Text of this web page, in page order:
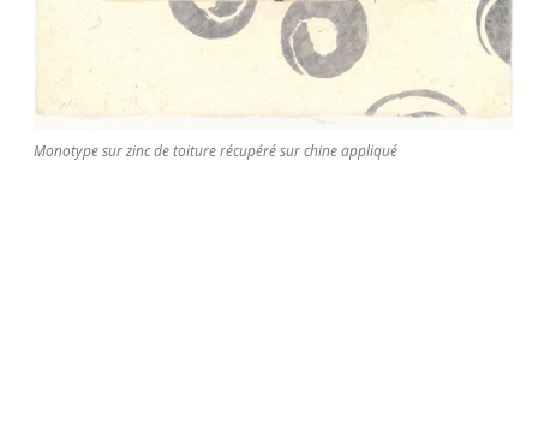
Monotype sur zinc de toiture récupéré sur chine appliqué